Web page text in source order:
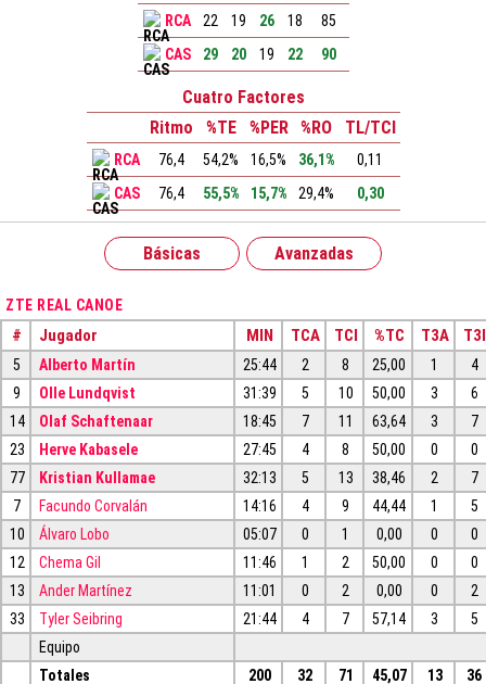
RCA 22 19 26 18
85
CAS
29 20 19 22 90
Cuatro Factores
Ritmo
%TE %PER %RO TL/TCI
RCA 76,4 54,2% 16,5% 36,1%
0,11
CAS
76,4 55,5% 15,7% 29,4% 0,30
Básicas Avanzadas
ZTE REAL CANOE
# Jugador MIN TCA TCI %TC T3A T3I
5 Alberto Martín 25:44 2 8 25,00 1
4
9
Olle Lundqvist 31:39 5 10 50,00 3
6
14
Olaf Schaftenaar 18:45 7 11 63,64 3
7
23
Herve Kabasele 27:45 4 8 50,00 0
0
77
Kristian Kullamae 32:13 5 13 38,46 2
7
7
Facundo Corvalán 14:16 4 9 44,44 1
5
10
Álvaro Lobo 05:07 0 1 0,00 0
0
12
Chema Gil 11:46 1 2 50,00 0
0
13
Ander Martínez 11:01 0 2 0,00 0
2
33
Tyler Seibring 21:44 4 7 57,14 3
5
Equipo
Totales
200 32 71 45,07 13 36